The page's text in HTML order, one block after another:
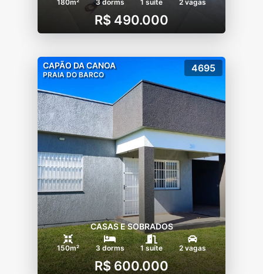
180m² 3 dorms 1 suíte 2 vagas
R$ 490.000
CAPÃO DA CANOA
PRAIA DO BARCO
4695
CASAS E SOBRADOS
150m² 3 dorms 1 suíte 2 vagas
R$ 600.000